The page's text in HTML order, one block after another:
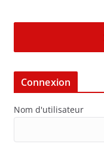
Connexion
Nom d'utilisateur